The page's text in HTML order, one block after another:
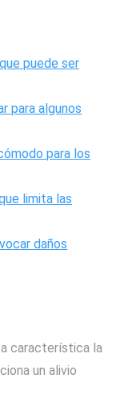
puede ser
para algunos
para los
limita las
daños
característica la
un alivio